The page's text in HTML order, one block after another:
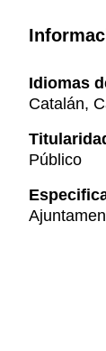
Idiomas
Catalán,
Público